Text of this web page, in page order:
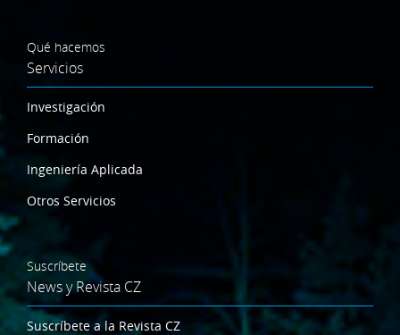
Qué hacemos
Servicios
Investigación
Formación
Ingeniería Aplicada
Otros Servicios
Suscríbete
News y Revista CZ
Suscríbete a la Revista CZ